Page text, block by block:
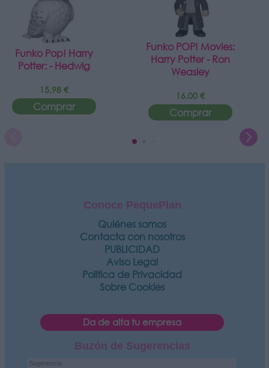
Funko Pop! Harry
Potter: - Hedwig
15,98 €
Comprar
Funko POP! Movies:
Harry Potter - Ron
Weasley
16,00 €
Comprar
Conoce PequePlan
Quiénes somos
Contacta con nosotros
PUBLICIDAD
Aviso Legal
Política de Privacidad
Sobre Cookies
Da de alta tu empresa
Buzón de Sugerencias